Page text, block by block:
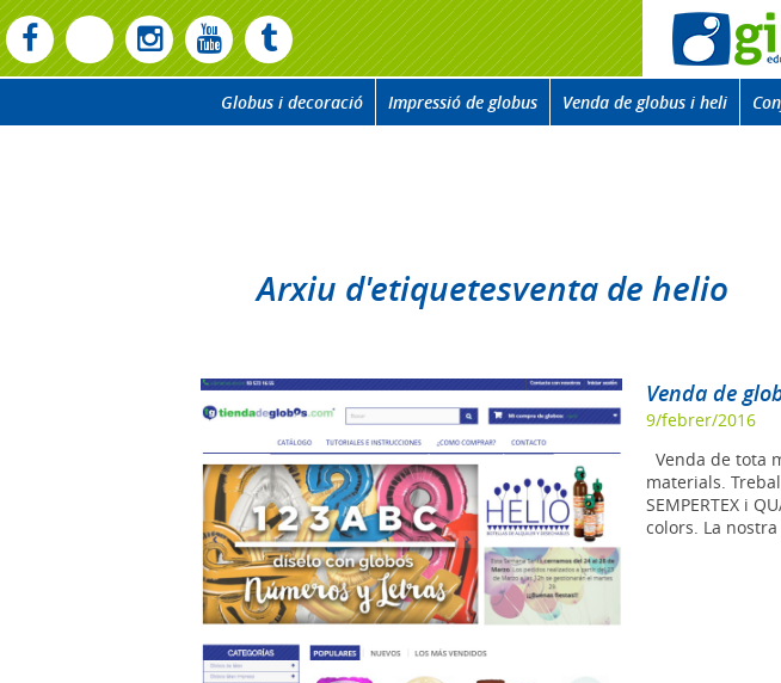
Globus i decoració Impressió de globus Venda de globus i heli
Arxiu d'etiquetesventa de helio
Venda de
9/febrer/2016
Venda de tota
materials.
SEMPERTEX i
colors. La